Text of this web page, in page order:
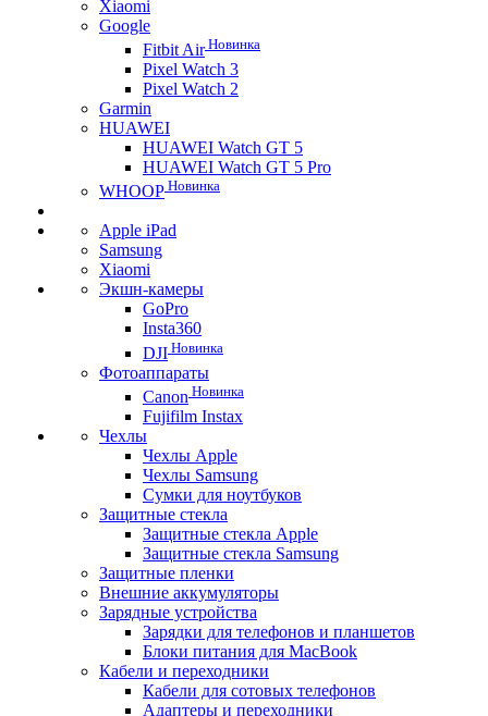
Xiaomi
Google
Fitbit AirНовинка
Pixel Watch 3
Pixel Watch 2
Garmin
HUAWEI
HUAWEI Watch GT 5
HUAWEI Watch GT 5 Pro
WHOOP Новинка
Apple iPad
Samsung
Xiaomi
Экшн-камеры
GoPro
Insta360
DJI Новинка
Фотоаппараты
Canon Новинка
Fujifilm Instax
Чехлы
Чехлы Apple
Чехлы Samsung
Сумки для ноутбуков
Защитные стекла
Защитные стекла Apple
Защитные стекла Samsung
Защитные пленки
Внешние аккумуляторы
Зарядные устройства
Зарядки для телефонов и планшетов
Блоки питания для MacBook
Кабели и переходники
Кабели для сотовых телефонов
Адаптеры и переходники